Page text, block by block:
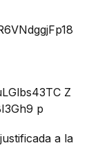
a la